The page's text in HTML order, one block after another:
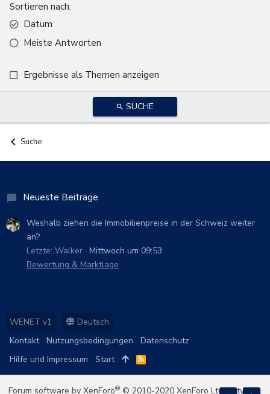
Sortieren nach
Datum
Meiste Antworten
Ergebnisse als Themen anzeigen
SUCHE
Suche
Neueste Beiträge
Weshalb ziehen die Immobilienpreise in der Schweiz weiter
an?
Letzte: Walker Mittwoch um 09:53
Bewertung & Marktlage
WENET v1
Deutsch
Kontakt
Nutzungsbedingungen
Datenschutz
Hilfe und Impressum
Start
R
S
Forum software by XenForo® © 2010-2020 XenForo Ltd. |Style